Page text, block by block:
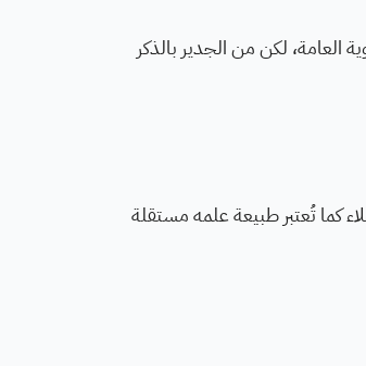
العامة، لكن من الجدير بالذكر
كما تُعتبر طبيعة علمه مستقلة